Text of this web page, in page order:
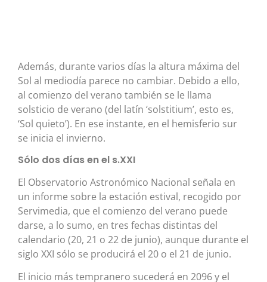
Además, durante varios días la altura máxima del
Sol al mediodía parece no cambiar. Debido a ello,
al comienzo del verano también se le llama
solsticio de verano (del latín ‘solstitium’, esto es,
‘Sol quieto’). En ese instante, en el hemisferio sur
se inicia el invierno.
Sólo dos días en el s.XXI
El Observatorio Astronómico Nacional señala en
un informe sobre la estación estival, recogido por
Servimedia, que el comienzo del verano puede
darse, a lo sumo, en tres fechas distintas del
calendario (20, 21 o 22 de junio), aunque durante el
siglo XXI sólo se producirá el 20 o el 21 de junio.
El inicio más tempranero sucederá en 2096 y el